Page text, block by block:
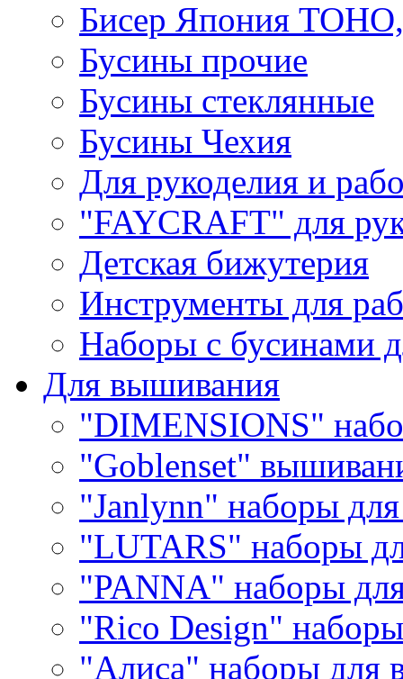
Бисер Япония
Бусины прочие
Бусины стеклянные
Бусины Чехия
Для рукоделия и
"FAYCRAFT" для
Детская бижутерия
Инструменты для
Наборы с бусинами
Для вышивания
"DIMENSIONS"
"Goblenset"
"Janlynn" наборы
"LUTARS" наборы
"PANNA" наборы
"Rico Design"
"Алиса" наборы для